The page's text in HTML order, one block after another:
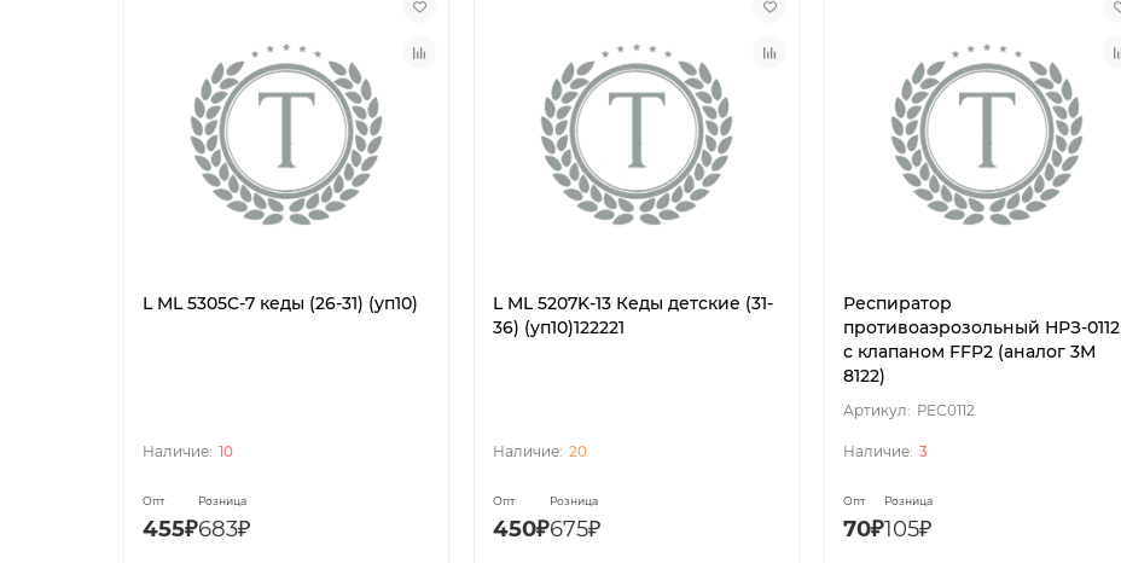
L ML 5305C-7 кеды (26-31) (уп10)
10
Опт
455₽
Розница
683₽
L ML 5207K-13 Кеды детские (31-
36) (уп10)122221
20
Опт
450₽
Розница
675₽
Респиратор
противоаэрозольный НРЗ-0112
с клапаном FFP2 (аналог 3М
8122)
РЕС0112
3
Опт
70₽
Розница
105₽